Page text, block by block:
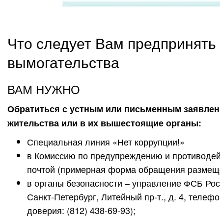
Что следует Вам
вымогательства
ВАМ НУЖНО
Обратиться с устным или письменным
жительства или в их вышестоящие органы:
Специальная линия «Нет коррупции!»
в Комиссию по предупреждению и
почтой (примерная форма обращения
в органы безопасности – управление ФСБ
Санкт-Петербург, Литейный пр-т., д. 4,
доверия: (812) 438-69-93);